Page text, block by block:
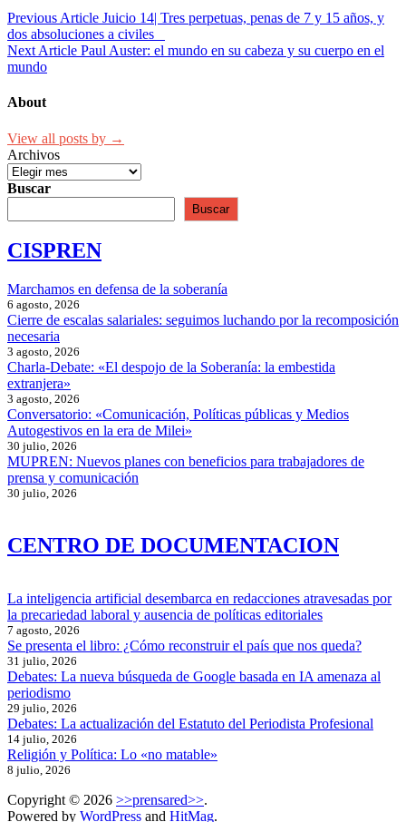
Navegación
de
entradas
Previous Article Juicio 14| Tres perpetuas, penas de 7 y 15 años, y
dos absoluciones a civiles
Next Article Paul Auster: el mundo en su cabeza y su cuerpo en el
mundo
About
View all posts by →
Archivos
Buscar
Buscar
CISPREN
Marchamos en defensa de la soberanía
6 agosto, 2026
Cierre de escalas salariales: seguimos luchando por la recomposición
necesaria
3 agosto, 2026
Charla-Debate: «El despojo de la Soberanía: la embestida
extranjera»
3 agosto, 2026
Conversatorio: «Comunicación, Políticas públicas y Medios
Autogestivos en la era de Milei»
30 julio, 2026
MUPREN: Nuevos planes con beneficios para trabajadores de
prensa y comunicación
30 julio, 2026
CENTRO DE DOCUMENTACION
La inteligencia artificial desembarca en redacciones atravesadas por
la precariedad laboral y ausencia de políticas editoriales
7 agosto, 2026
Se presenta el libro: ¿Cómo reconstruir el país que nos queda?
31 julio, 2026
Debates: La nueva búsqueda de Google basada en IA amenaza al
periodismo
29 julio, 2026
Debates: La actualización del Estatuto del Periodista Profesional
14 julio, 2026
Religión y Política: Lo «no matable»
8 julio, 2026
Copyright © 2026 >>prensared>>.
Powered by WordPress and HitMag.